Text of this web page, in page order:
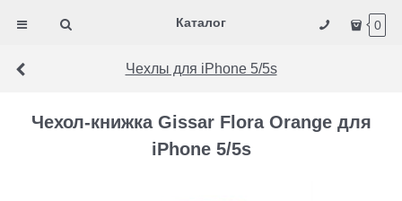
Каталог 0
Чехлы для iPhone 5/5s
Чехол-книжка Gissar Flora Orange для
iPhone 5/5s